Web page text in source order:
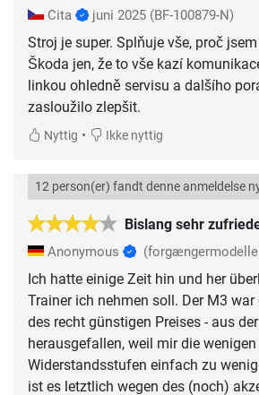
Cita juni 2025 (BF-100879-N)
Stroj je super. Splňuje vše, proč
Škoda jen, že to vše kazí
linkou ohledně servisu a dalšího
zasloužilo zlepšit.
Nyttig • Ikke nyttig
Bislang sehr
12 person(er) fandt denne anmeldelse
Anonymous
Ich hatte einige Zeit hin und her
Trainer ich nehmen soll. Der M3
des recht günstigen Preises - aus
herausgefallen, weil mir die wenigen
Widerstandsstufen einfach zu
ist es letztlich wegen des (noch)